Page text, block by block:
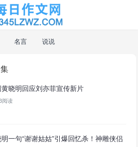
名言 说说
晓明回应刘亦菲宣传新片
阅读
一句“谢谢姑姑”引爆回忆杀！神雕侠侣